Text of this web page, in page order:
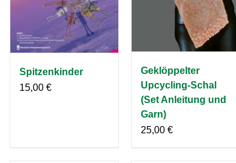
Spitzenkinder
15,00 €
Geklöppelter
Upcycling-Schal
(Set Anleitung und
Garn)
25,00 €